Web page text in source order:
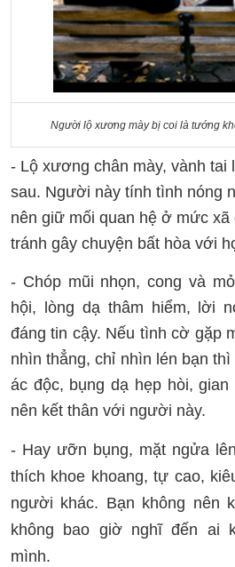
Người lộ xương mày bị coi là tướng
- Lộ xương chân mày, vành tai
sau. Người này tính tình nóng
nên giữ mối quan hệ ở mức xã
tránh gây chuyện bất hòa với
- Chóp mũi nhọn, cong và
hội, lòng dạ thâm hiểm, lời
đáng tin cậy. Nếu tình cờ gặp
nhìn thẳng, chỉ nhìn lén bạn
ác độc, bụng dạ hẹp hòi, gian
nên kết thân với người này.
- Hay ưỡn bụng, mặt ngửa
thích khoe khoang, tự cao,
người khác. Bạn không nên
không bao giờ nghĩ đến ai
mình.